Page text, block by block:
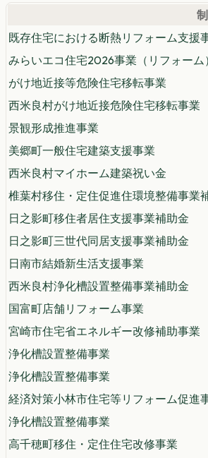
既存住宅における断熱リフォーム支援
みらいエコ住宅2026事業（リフォーム）
がけ地近接等危険住宅移転事業
西米良村がけ地近接危険住宅移転事業
景観形成推進事業
美郷町一般住宅建築支援事業
西米良村マイホーム建築祝い金
椎葉村移住・定住促進住環境整備事業
日之影町移住者居住支援事業補助金
日之影町三世代同居支援事業補助金
日南市結婚新生活支援事業
西米良村浄化槽設置整備事業補助金
国富町店舗リフォーム事業
宮崎市住宅省エネルギー改修補助事業
浄化槽設置整備事業
浄化槽設置整備事業
経済対策小林市住宅等リフォーム促進
浄化槽設置整備事業
高千穂町移住・定住住宅改修事業